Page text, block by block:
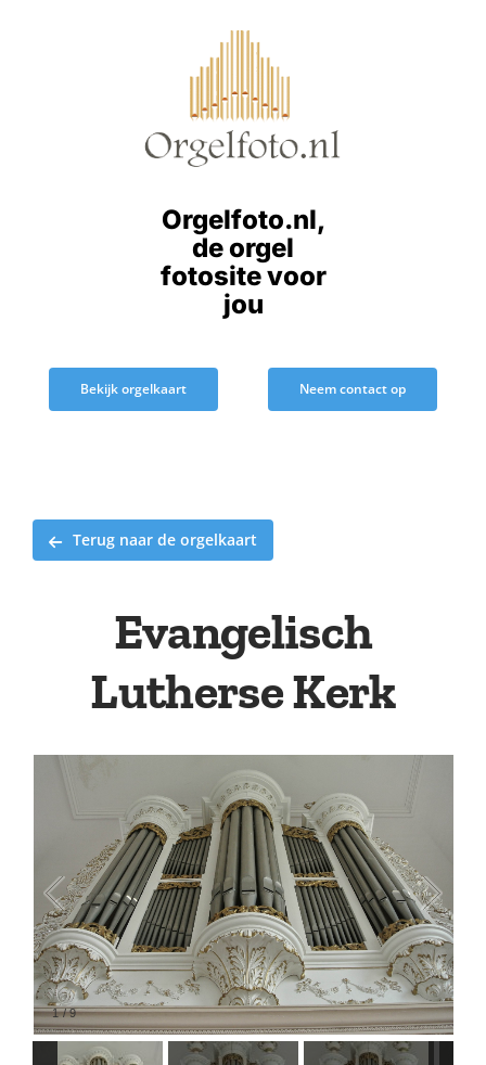
Orgelfoto.nl,
de orgel
fotosite voor
jou
Bekijk orgelkaart Neem contact op
Terug naar de orgelkaart
Evangelisch
Lutherse Kerk
1/9